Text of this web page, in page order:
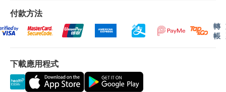
嗜酸性白血球百份比
紅血球平均值
單核白血球
嗜中性白血球
淋巴球百份比
[地址: 香港九龍長沙灣醫局街555號怡高工業中心8
樓4室 (港鐵長沙灣站B出口)] (電話: 3529 1983)。
WeWell Healthcare
地點提供，敬請致電或WhatsApp: 2529 9008 預約
「聯合醫務」一般查詢熱線：
付款方法
轉
帳
下載應用程式